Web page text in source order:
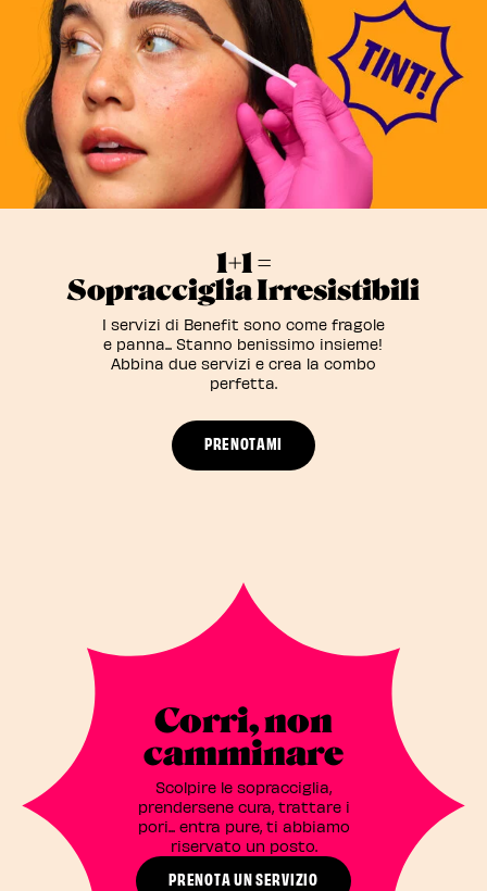
1+1 =
Sopracciglia Irresistibili
I servizi di Benefit sono come fragole
e panna... Stanno benissimo insieme!
Abbina due servizi e crea la combo
perfetta.
PRENOTAMI
Corri, non
camminare
Scolpire le sopracciglia,
prendersene cura, trattare i
pori... entra pure, ti abbiamo
riservato un posto.
PRENOTA UN SERVIZIO